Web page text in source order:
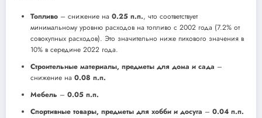
Топливо – снижение на 0.25 п.п., что соответствует
минимальному уровню расходов на топливо с 2002 года (7.2% от
совокупных расходов). Это значительно ниже пикового значения в
10% в середине 2022 года.
Строительные материалы, предметы для дома и сада –
снижение на 0.08 п.п.
Мебель – 0.05 п.п.
Спортивные товары, предметы для хобби и досуга – 0.04 п.п.